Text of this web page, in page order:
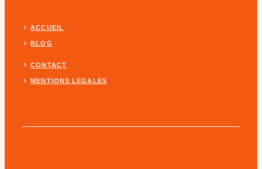
ACCUEIL
BLOG
CONTACT
MENTIONS LEGALES